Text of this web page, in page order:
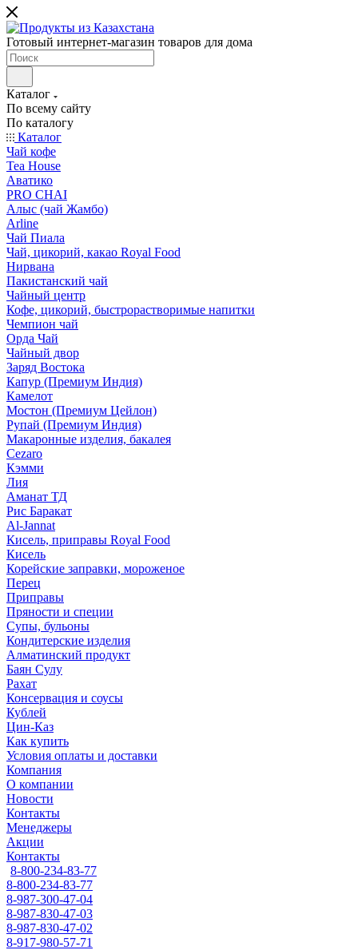
Готовый интернет-магазин товаров для дома
Каталог
По всему сайту
По каталогу
Каталог
Чай кофе
Tea House
Аватико
PRO CHAI
Алыс (чай Жамбо)
Arline
Чай Пиала
Чай, цикорий, какао Royal Food
Нирвана
Пакистанский чай
Чайный центр
Кофе, цикорий, быстрорастворимые напитки
Чемпион чай
Орда Чай
Чайный двор
Заряд Востока
Капур (Премиум Индия)
Камелот
Мостон (Премиум Цейлон)
Рупай (Премиум Индия)
Макаронные изделия, бакалея
Cezaro
Кэмми
Лия
Аманат ТД
Рис Баракат
Al-Jannat
Кисель, приправы Royal Food
Кисель
Корейские заправки, мороженое
Перец
Приправы
Пряности и специи
Супы, бульоны
Кондитерские изделия
Алматинский продукт
Баян Сулу
Рахат
Консервация и соусы
Кублей
Цин-Каз
Как купить
Условия оплаты и доставки
Компания
О компании
Новости
Контакты
Менеджеры
Акции
Контакты
8-800-234-83-77
8-800-234-83-77
8-987-300-47-04
8-987-830-47-03
8-987-830-47-02
8-917-980-57-71